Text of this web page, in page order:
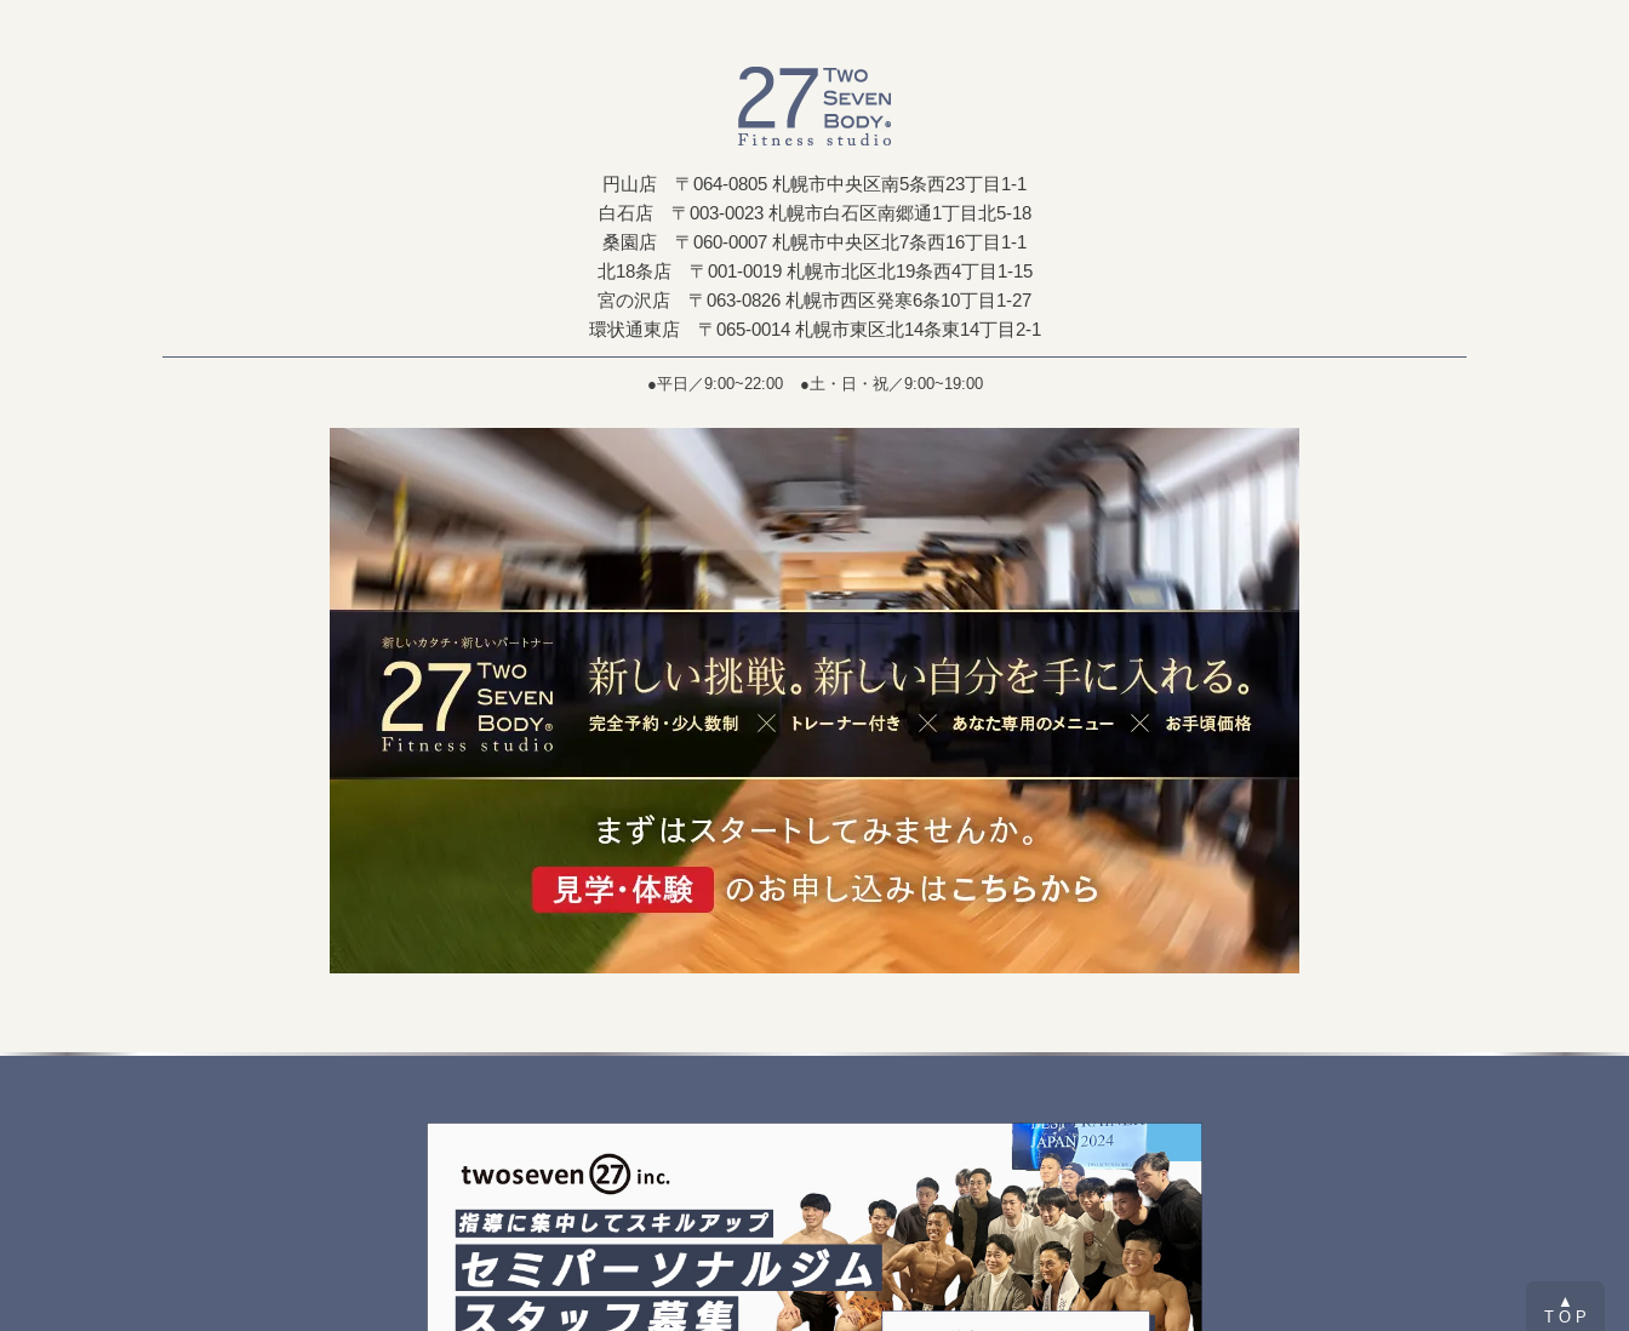
▲
T O P
円山店 〒064-0805 札幌市中央区南5条西23丁目1-1
白石店 〒003-0023 札幌市白石区南郷通1丁目北5-18
桑園店 〒060-0007 札幌市中央区北7条西16丁目1-1
北18条店 〒001-0019 札幌市北区北19条西4丁目1-15
宮の沢店 〒063-0826 札幌市西区発寒6条10丁目1-27
環状通東店 〒065-0014 札幌市東区北14条東14丁目2-1
●平日／9:00~22:00 ●土・日・祝／9:00~19:00